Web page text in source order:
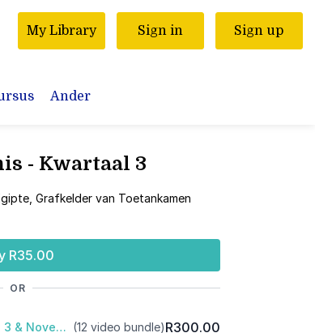
My Library Sign in Sign up
Ander
- Kwartaal 3
Grafkelder van Toetankamen
R35.00
OR
Pakket: Gr5 Vraestelle: Kwartaal 3 & November Eksamen (12 video bundle)R300.00